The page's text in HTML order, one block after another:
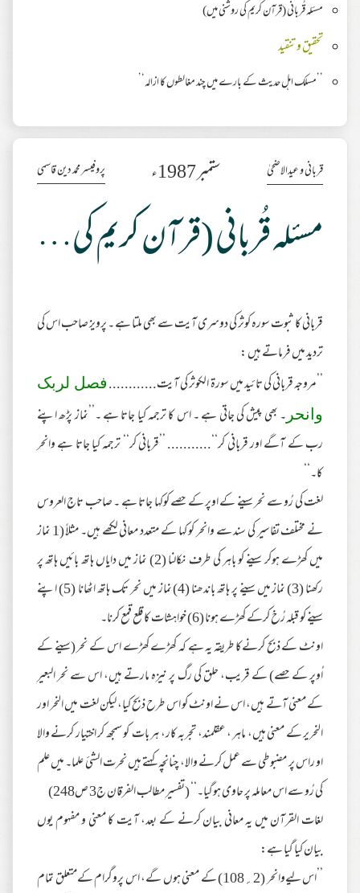
مسئلہ قُربانی (قرآن کریم کی روشنی میں)
تحقیق وتنقید
’’مسلک اہل حدیث کے بارے میں چند مغالطوں کا ازالہ‘’
قربانی و عیدالاضحیٰ ستمبر 1987ء پروفیسر محمد دین قاسمی
مسئلہ قُربانی (قرآن کریم کی روشنی میں)
قربانی کا ثبوت سورہ کوثر کی دوسری آیت سے بھی ملتا ہے ۔ پرویز صاحب اس کی
تردید میں فرماتے ہیں :
’’مروجہ قربانی کی تائید میں سورۃ الکوثر کی آیت............فصل لربک
وانحر ۔ بھی پیش کی جاتی ہے ۔ اس کا ترجمہ کیا جاتا ہے ۔’’نماز پڑھ اپنے
رب کے آگے اور قربانی کر‘‘........... ’’قربانی کر‘‘ ترجمہ کیا جاتا ہے وانحر
کا۔‘‘
لغت کی رُو سے نحر سینے کے اوپر کے حصے کوکہا جاتا ہے ۔ صاحب تاج العروس
نے مختلف تفاسیر کی سند سے وانحر کو کہا کے متعدد معانی لکھے ہیں۔ مثلاً (1 نماز
میں کھڑے ہوکر سینے کو باہر کی طرف نکالنا (2) نماز میں دایاں ہاتھ بائیں ہاتھ پر
رکھنا (3) نماز میں سینے پر ہاتھ باندھنا (4) نماز میں نحر تک ہاتھ اٹھانا (5) اپنے
سینے کو قبلہ رُخ کرکے کھڑے ہونا (6) خواہشات کا قلع قمع کرنا۔
اونٹ کے ذبح کرنےکا طریقہ یہ ہے کہ کھڑے کھڑے اس کے نحر (سینے کے
اُوپر کے حصے) کے قریب، حلق کی رگ پر نیزہ مارتے ہیں، اس سے نحر البعیر
کے معنی آتے ہیں، اس نے اونٹ کو اس طرح ذبح کیا، لیکن لغت میں النحر اور
النحریر کے معنی ہیں، ماہر ، عقلمند، تجربہ کار، ہر بات کو سمجھ کر اختیار کرنے والا
او راس پر مضبوطی سے عمل کرنے والا، چنانچہ کہتے ہیں نحرت الشئ علما۔ میں علم
کی رُو سے اس معاملہ پر حاوی ہوگیا۔‘‘ (تفسیر مطالب الفرقان ج3 ص248)
لغات القرآن میں یہ معانی بیان کرنے کے بعد، آیت کا معنی و مفہوم یوں
بیان کیا گیا ہے:
’’اس لیےوانحر (2؍108) کے معنی ہوں گے، اس پروگرام کےمتعلق تمام